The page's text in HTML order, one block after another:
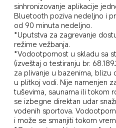
sinhronizovanje aplikacije
Bluetooth poziva nedeljno i
od 90 minuta nedeljno.
*Uputstva za zagrevanje
režime vežbanja.
*Vodootpornost u skladu sa
(izveštaj o testiranju br.
za plivanje u bazenima, blizu
u plitkoj vodi. Nije namenjen
tuševima, saunama ili tokom
se izbegne direktan udar
vodenih sportova.
i može se smanjiti tokom